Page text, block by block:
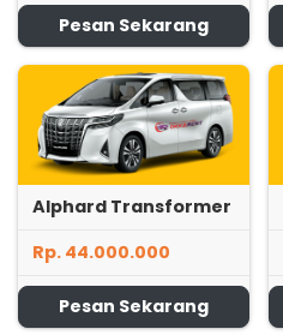
Pesan Sekarang
Alphard Transformer
Rp. 44.000.000
Pesan Sekarang